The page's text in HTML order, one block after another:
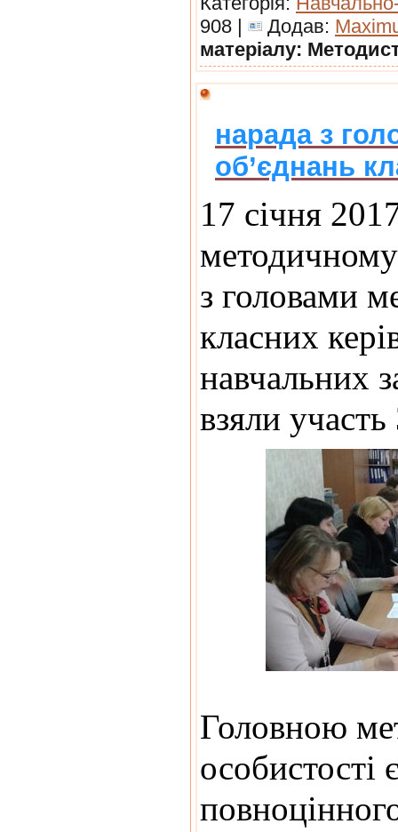
908 |
Додав:
матеріалу:
нарада з
об’єднань
17 січня
методичному
з головами
класних
навчальних
взяли
Головною
особистості